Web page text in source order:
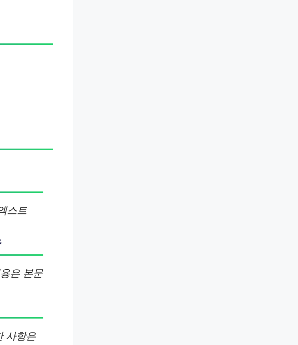
스트
은 본문
사항은